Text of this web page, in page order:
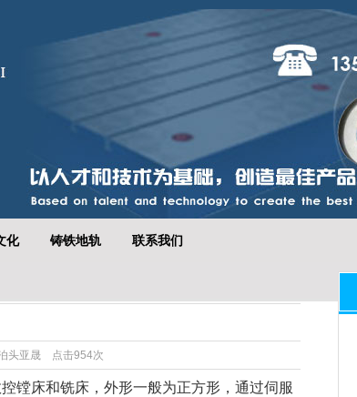
化 铸铁地轨 联系我们
头亚晟 点击954次
镗床和铣床，外形一般为正方形，通过伺服